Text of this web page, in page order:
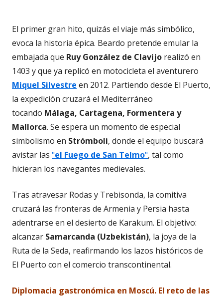
El primer gran hito, quizás el viaje más simbólico,
evoca la historia épica. Beardo pretende emular la
embajada que Ruy González de Clavijo realizó en
1403 y que ya replicó en motocicleta el aventurero
Miquel Silvestre en 2012. Partiendo desde El Puerto,
la expedición cruzará el Mediterráneo
tocando Málaga, Cartagena, Formentera y
Mallorca. Se espera un momento de especial
simbolismo en Strómboli, donde el equipo buscará
avistar las "el Fuego de San Telmo", tal como
hicieran los navegantes medievales.
Tras atravesar Rodas y Trebisonda, la comitiva
cruzará las fronteras de Armenia y Persia hasta
adentrarse en el desierto de Karakum. El objetivo:
alcanzar Samarcanda (Uzbekistán), la joya de la
Ruta de la Seda, reafirmando los lazos históricos de
El Puerto con el comercio transcontinental.
Diplomacia gastronómica en Moscú. El reto de las